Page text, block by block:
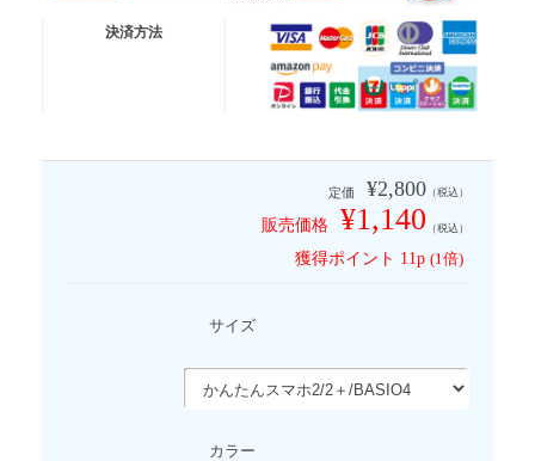
宅急便コンパクト
決済方法
定価 ¥2,800 （税込）
販売価格 ¥1,140 （税込）
獲得ポイント 11p (1倍)
サイズ
カラー